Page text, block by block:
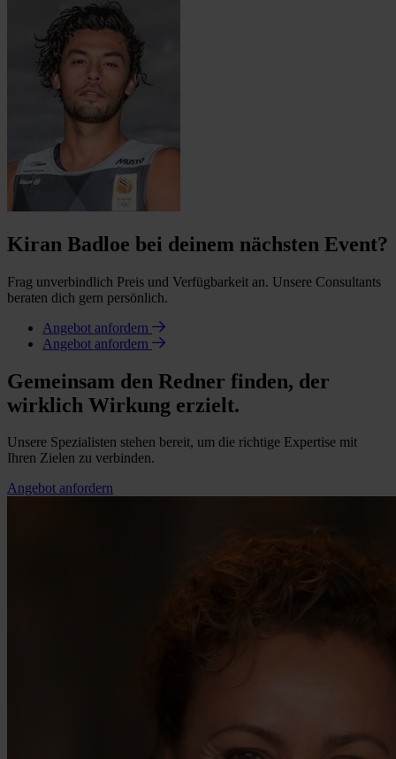
Kiran Badloe bei deinem nächsten Event?
Frag unverbindlich Preis und Verfügbarkeit an. Unsere Consultants
beraten dich gern persönlich.
Angebot anfordern
Angebot anfordern
Gemeinsam den Redner finden, der
wirklich Wirkung erzielt.
Unsere Spezialisten stehen bereit, um die richtige Expertise mit
Ihren Zielen zu verbinden.
Angebot anfordern